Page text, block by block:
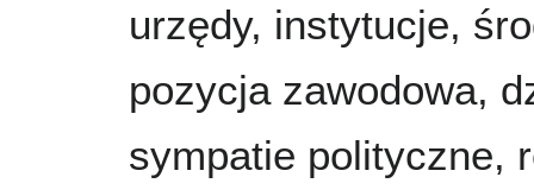
urzędy, instytucje,
pozycja zawodowa,
sympatie polityczne,